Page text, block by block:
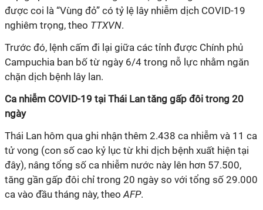
được coi là “Vùng đỏ” có tỷ lệ lây nhiễm dịch COVID-19
nghiêm trọng, theo TTXVN.
Trước đó, lệnh cấm đi lại giữa các tỉnh được Chính phủ
Campuchia ban bố từ ngày 6/4 trong nỗ lực nhằm ngăn
chặn dịch bệnh lây lan.
Ca nhiễm COVID-19 tại Thái Lan tăng gấp đôi trong 20
ngày
Thái Lan hôm qua ghi nhận thêm 2.438 ca nhiễm và 11 ca
tử vong (con số cao kỷ lục từ khi dịch bệnh xuất hiện tại
đây), nâng tổng số ca nhiễm nước này lên hơn 57.500,
tăng gần gấp đôi chỉ trong 20 ngày so với tổng số 29.000
ca vào đầu tháng này, theoAFP.